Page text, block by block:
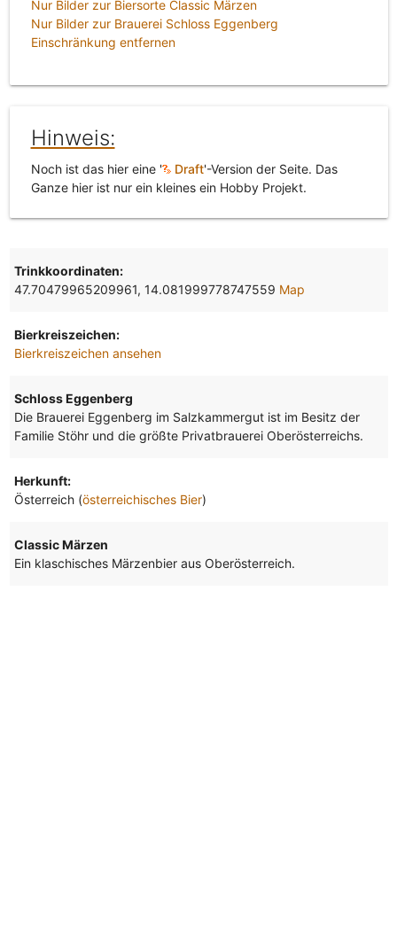
Nur Bilder zur Biersorte Classic Märzen
Nur Bilder zur Brauerei Schloss Eggenberg
Einschränkung entfernen
Hinweis:
Noch ist das hier eine ' Draft'-Version der Seite. Das
Ganze hier ist nur ein kleines ein Hobby Projekt.
Trinkkoordinaten:
47.70479965209961, 14.081999778747559 Map
Bierkreiszeichen:
Bierkreiszeichen ansehen
Schloss Eggenberg
Die Brauerei Eggenberg im Salzkammergut ist im Besitz der
Familie Stöhr und die größte Privatbrauerei Oberösterreichs.
Herkunft:
Österreich (österreichisches Bier)
Classic Märzen
Ein klaschisches Märzenbier aus Oberösterreich.